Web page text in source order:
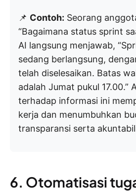
📌 Contoh: Seorang
“Bagaimana status sprint
AI langsung menjawab,
sedang berlangsung,
telah diselesaikan. Batas
adalah Jumat pukul 17.00.”
terhadap informasi ini
kerja dan menumbuhkan
transparansi serta
6. Otomatisasi